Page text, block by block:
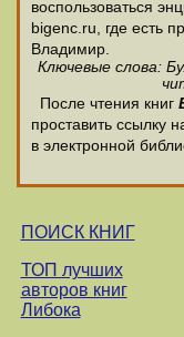
воспользоваться
bigenc.ru, где есть
Владимир.
Ключевые слова:
После чтения книг
проставить ссылку
в электронной
ПОИСК КНИГ
ТОП лучших
авторов книг
Либока